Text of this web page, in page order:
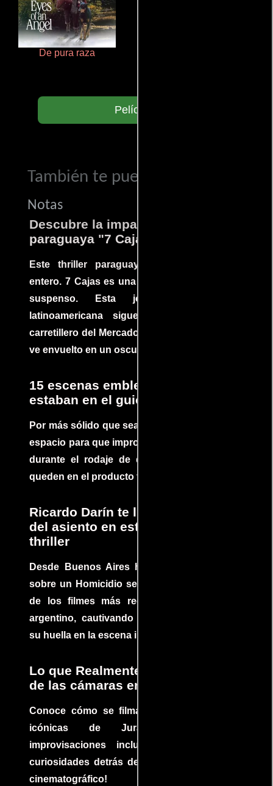
De pura raza
Películas
También te puede interesar...
Notas
Descubre la impactante película
paraguaya "7 Cajas"
Este thriller paraguayo cautivó al mundo
entero. 7 Cajas es una explosión de acción y
suspenso. Esta joya cinematográfica
latinoamericana sigue la historia de un
carretillero del Mercado 4 de Asunción que se
ve envuelto en un oscuro mundo de crimen
15 escenas emblemáticas que no
estaban en el guion
Por más sólido que sea un guión siempre hay
espacio para que improvisaciones que se dan
durante el rodaje de determinadas escenas
queden en el producto final.
Ricardo Darín te llevará al borde
del asiento en este increíble
thriller
Desde Buenos Aires hasta el mundo, Tesis
sobre un Homicidio se ha convertido en uno
de los filmes más recomendados del cine
argentino, cautivando audiencias y dejando
su huella en la escena internacional.
Lo que Realmente Sucedió detrás
de las cámaras en Jurassic Park
Conoce cómo se filmaron algunas escenas
icónicas de Jurassic Park, con
improvisaciones incluidas. ¡Descubre las
curiosidades detrás del rodaje de un clásico
cinematográfico!